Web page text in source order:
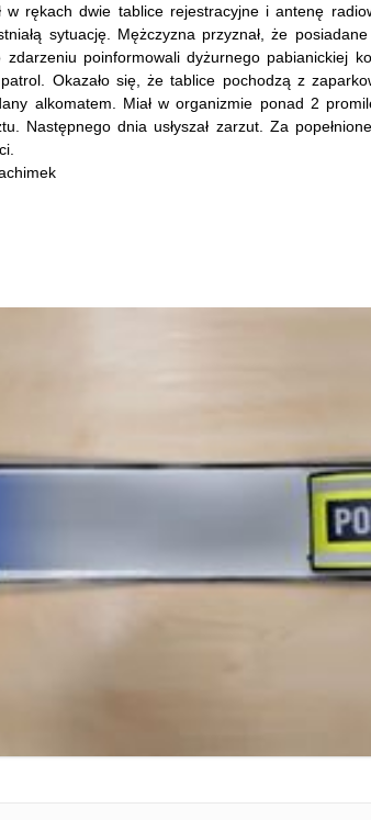
w rękach dwie tablice rejestracyjne i antenę
sytuację. Mężczyzna przyznał, że
zdarzeniu poinformowali dyżurnego pabianickiej
Okazało się, że tablice pochodzą z
alkomatem. Miał w organizmie ponad 2
Następnego dnia usłyszał zarzut. Za